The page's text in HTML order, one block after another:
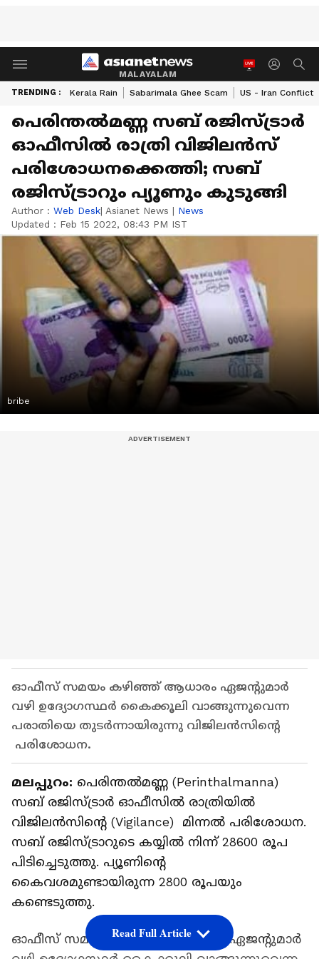
MALAYALAM
TRENDING : Kerala Rain Sabarimala Ghee Scam US - Iran Conflict
പെരിന്തൽമണ്ണ സബ് രജിസ്ട്രാർ
ഓഫീസിൽ രാത്രി വിജിലൻസ്
പരിശോധനക്കെത്തി; സബ്
രജിസ്ട്രാറും പ്യൂണും കുടുങ്ങി
Author : Web Desk| Asianet News | News
Updated : Feb 15 2022, 08:43 PM IST
bribe
ഓഫീസ് സമയം കഴിഞ്ഞ് ആധാരം ഏജൻ്റുമാർ
വഴി ഉദ്യോ​ഗസ്ഥർ കൈക്കൂലി വാങ്ങുന്നുവെന്ന
പരാതിയെ തുടർന്നായിരുന്നു വിജിലൻസിന്റെ
പരിശോധന.
മലപ്പുറം: പെരിന്തൽമണ്ണ (Perinthalmanna)
സബ് രജിസ്ട്രാർ ഓഫീസിൽ രാത്രിയിൽ
വിജിലൻസിന്റെ (Vigilance) മിന്നൽ പരിശോധന.
സബ് രജിസ്ട്രാറുടെ കയ്യിൽ നിന്ന് 28600 രൂപ
പിടിച്ചെടുത്തു. പ്യൂണിൻ്റെ
കൈവശമുണ്ടായിരുന്ന 2800 രൂപയും
കണ്ടെടുത്തു.
ഓഫീസ് സമയം കഴിഞ്ഞ് ആധാരം ഏജൻ്റുമാർ
Read Full Article